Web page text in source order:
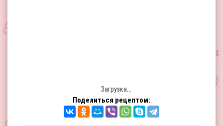
Загрузка...
Поделиться рецептом: